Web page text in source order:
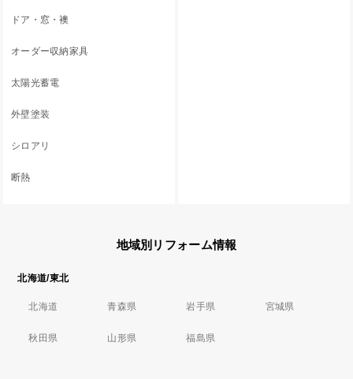
ドア・窓・襖
オーダー収納家具
太陽光蓄電
外壁塗装
シロアリ
断熱
地域別リフォーム情報
北海道/東北
北海道 青森県 岩手県 宮城県
秋田県 山形県 福島県